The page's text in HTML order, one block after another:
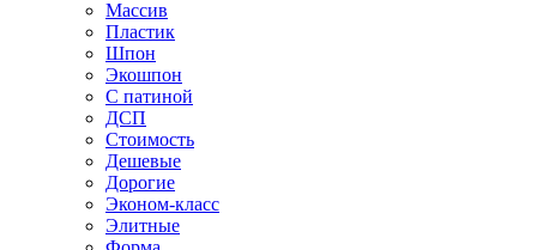
Массив
Пластик
Шпон
Экошпон
С патиной
ДСП
Стоимость
Дешевые
Дорогие
Эконом-класс
Элитные